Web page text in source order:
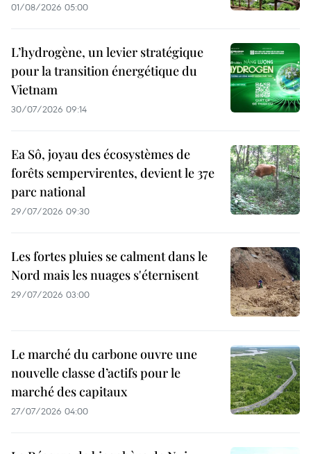
01/08/2026 05:00
L’hydrogène, un levier stratégique
pour la transition énergétique du
Vietnam
30/07/2026 09:14
Ea Sô, joyau des écosystèmes de
forêts sempervirentes, devient le 37e
parc national
29/07/2026 09:30
Les fortes pluies se calment dans le
Nord mais les nuages s'éternisent
29/07/2026 03:00
Le marché du carbone ouvre une
nouvelle classe d’actifs pour le
marché des capitaux
27/07/2026 04:00